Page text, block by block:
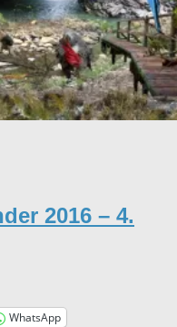
2016 – 4.
WhatsApp